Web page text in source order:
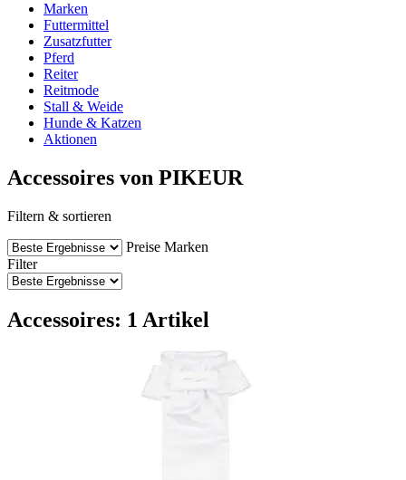
Marken
Futtermittel
Zusatzfutter
Pferd
Reiter
Reitmode
Stall & Weide
Hunde & Katzen
Aktionen
Accessoires von PIKEUR
Filtern & sortieren
Preise Marken
Filter
Accessoires: 1 Artikel